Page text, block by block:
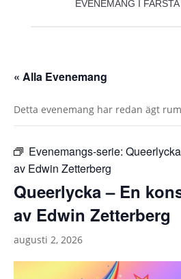
EVENEMANG I FARSTA
« Alla Evenemang
Detta evenemang har redan ägt
Evenemangs-serie:
av Edwin Zetterberg
Queerlycka – En
av Edwin Zetterberg
augusti 2, 2026